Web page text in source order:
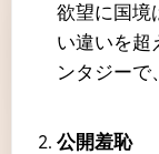
欲望に国境
い違いを超
ンタジーで
公開羞恥